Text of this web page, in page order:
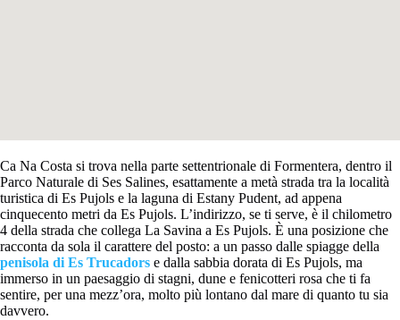
Ca Na Costa si trova nella parte settentrionale di Formentera, dentro il
Parco Naturale di Ses Salines, esattamente a metà strada tra la località
turistica di Es Pujols e la laguna di Estany Pudent, ad appena
cinquecento metri da Es Pujols. L’indirizzo, se ti serve, è il chilometro
4 della strada che collega La Savina a Es Pujols. È una posizione che
racconta da sola il carattere del posto: a un passo dalle spiagge della
penisola di Es Trucadors e dalla sabbia dorata di Es Pujols, ma
immerso in un paesaggio di stagni, dune e fenicotteri rosa che ti fa
sentire, per una mezz’ora, molto più lontano dal mare di quanto tu sia
davvero.